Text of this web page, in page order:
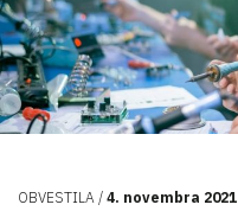
OBVESTILA 4. novembra 2021